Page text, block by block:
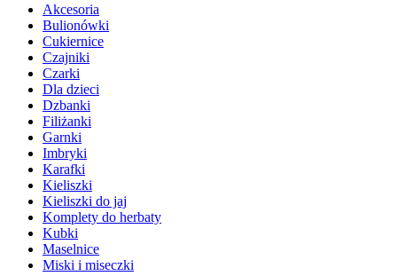
Akcesoria
Bulionówki
Cukiernice
Czajniki
Czarki
Dla dzieci
Dzbanki
Filiżanki
Garnki
Imbryki
Karafki
Kieliszki
Kieliszki do jaj
Komplety do herbaty
Kubki
Maselnice
Miski i miseczki